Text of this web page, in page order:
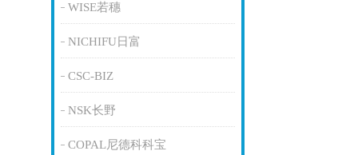
WISE若穗
NICHIFU日富
CSC-BIZ
NSK长野
COPAL尼德科科宝